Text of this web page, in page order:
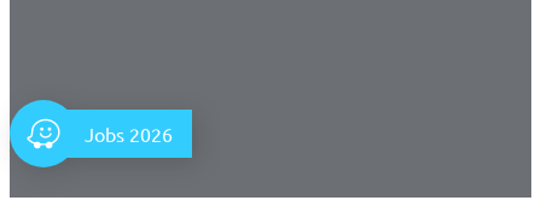
Jobs 2026